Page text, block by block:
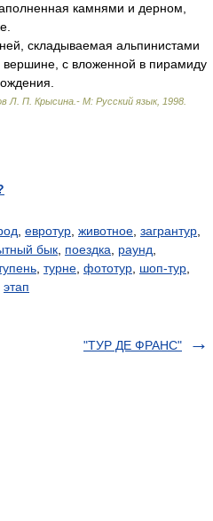
камнями и дерном,
складываемая альпинистами
с вложенной в пирамиду
Л. П. Крысина.- М: Русский язык, 1998
евротур животное загрантур
бык поездка раунд
турне фототур шоп-тур
этап
"ТУР ДЕ ФРАНС"